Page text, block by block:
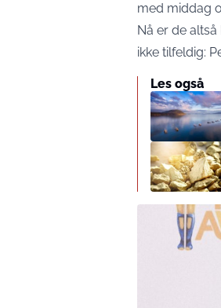
med middag
Nå er de
ikke tilfeldig:
Les også